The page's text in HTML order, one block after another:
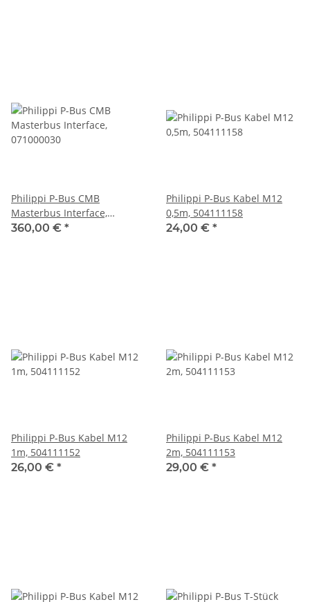
Philippi P-Bus CMB
Masterbus Interface,
071000030
360,00 € *
Philippi P-Bus Kabel M12
0,5m, 504111158
24,00 € *
Philippi P-Bus Kabel M12
1m, 504111152
26,00 € *
Philippi P-Bus Kabel M12
2m, 504111153
29,00 € *